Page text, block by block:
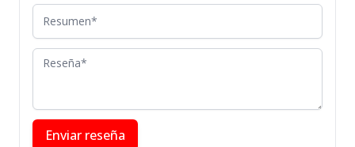
Resumen
Reseña
Enviar reseña